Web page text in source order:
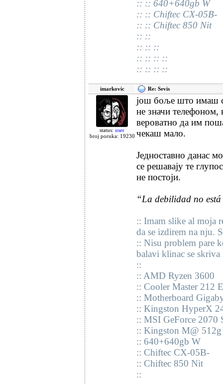
:: :: 640+640gb W
:: :: Chiftec CX-05B-
:: :: Chiftec 850 Nit
:: ::
:: :: ::
:: :: :: ::
:: :: :: ::
imarkovic Re: Sevis
status: user
broj poruka: 19230
још боље што имаш
не значи телефоном,
вероватно да им
чекаш мало.
Једноставно данас
се решавају те
не постоји.
“La debilidad no está
:: Imam slike al moja
da se izdirem na nju.
:: Nisu problem pare
balavi klinac se skriva
::
:: AMD Ryzen 3600
:: Cooler Master 212
:: Motherboard
:: Kingston HyperX
:: MSI GeForce 2070
:: Kingston M@ 512g
:: 640+640gb W
:: Chiftec CX-05B-
:: Chiftec 850 Nit
::